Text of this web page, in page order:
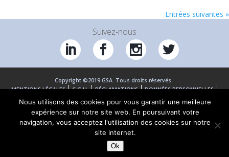
Entrées suivantes »
Suivez-nous
Copyright ©2019 GSA. Tous droits réservés
MENTIONS LÉGALES
C.G.U. RÉCLAMATIONS
DONNÉES PERSONNELLES
COOKIES
EMPLOI
Nous utilisons des cookies pour vous garantir une meilleure
expérience sur notre site web. En poursuivant votre
navigation, vous acceptez l'utilisation des cookies sur notre
site internet.
Ok